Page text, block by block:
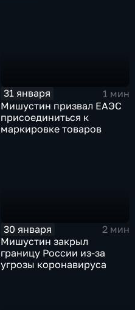
31 января
1 мин
Мишустин призвал ЕАЭС
присоединиться к
маркировке товаров
30 января
2 мин
Мишустин закрыл
границу России из-за
угрозы коронавируса